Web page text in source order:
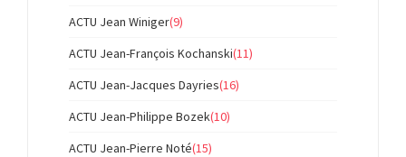
ACTU Jean Winiger(9)
ACTU Jean-François Kochanski(11)
ACTU Jean-Jacques Dayries(16)
ACTU Jean-Philippe Bozek(10)
ACTU Jean-Pierre Noté(15)